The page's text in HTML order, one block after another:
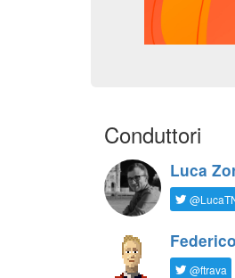
Conduttori
Luca
@ftrava